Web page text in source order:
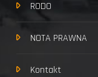
RODO
NOTA PRAWNA
Kontakt